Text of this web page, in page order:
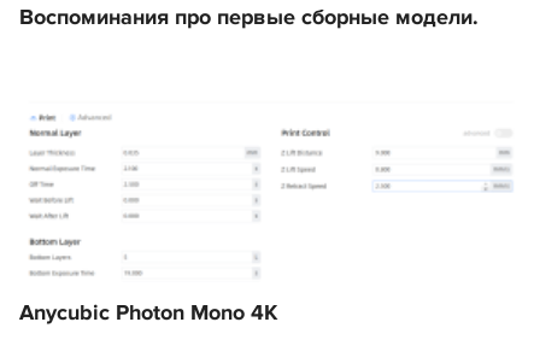
Воспоминания про первые сборные модели.
Anycubic Photon Mono 4K